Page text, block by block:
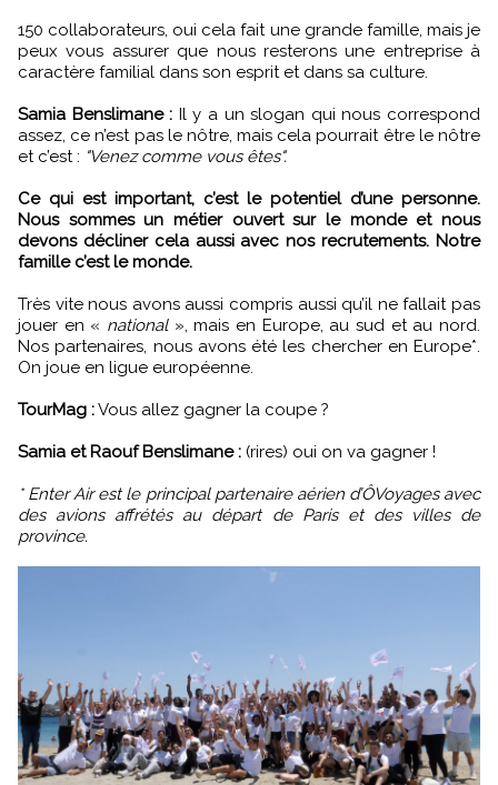
150 collaborateurs, oui cela fait une grande famille, mais je
peux vous assurer que nous resterons une entreprise à
caractère familial dans son esprit et dans sa culture.
Samia Benslimane : Il y a un slogan qui nous correspond
assez, ce n’est pas le nôtre, mais cela pourrait être le nôtre
et c’est : "Venez comme vous êtes".
Ce qui est important, c’est le potentiel d’une personne.
Nous sommes un métier ouvert sur le monde et nous
devons décliner cela aussi avec nos recrutements. Notre
famille c’est le monde.
Très vite nous avons aussi compris aussi qu’il ne fallait pas
jouer en « national», mais en Europe, au sud et au nord.
Nos partenaires, nous avons été les chercher en Europe*.
On joue en ligue européenne.
TourMag :Vous allez gagner la coupe ?
Samia et Raouf Benslimane : (rires) oui on va gagner !
* Enter Air est le principal partenaire aérien d’ÔVoyages avec
des avions affrétés au départ de Paris et des villes de
province.